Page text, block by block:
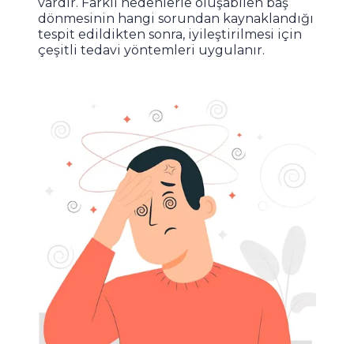
dönmesinin hangi sorundan kaynaklandığı
tespit edildikten sonra, iyileştirilmesi için
çeşitli tedavi yöntemleri uygulanır.